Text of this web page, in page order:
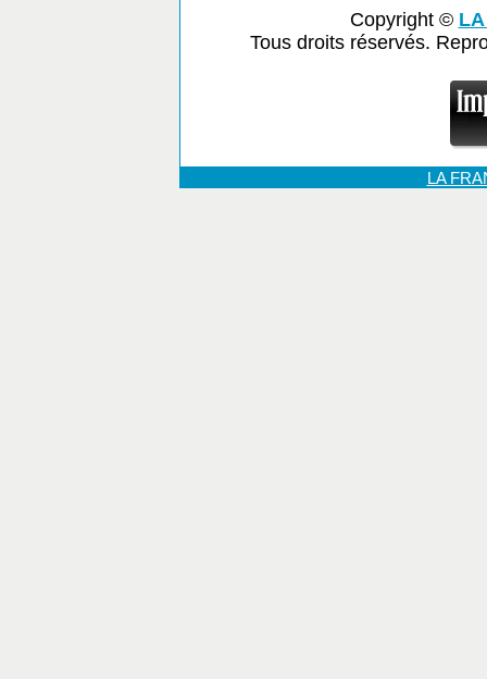
Copyright ©
Tous droits réservés.
LA